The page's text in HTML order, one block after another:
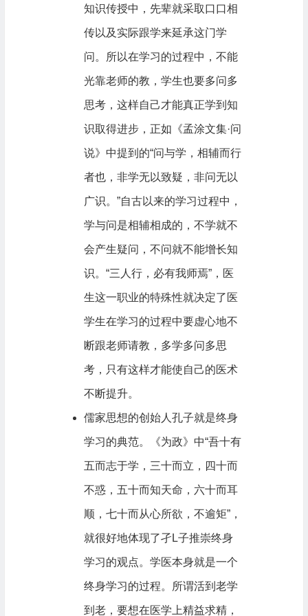
知识传授中，先辈就采取口口相
传以及实际跟学来延承这门学
问。所以在学习的过程中，不能
光靠老师的教，学生也要多问多
思考，这样自己才能真正学到知
识取得进步，正如《孟涂文集·问
说》中提到的“问与学，相辅而行
者也，非学无以致疑，非问无以
广识。”自古以来的学习过程中，
学与问是相辅相成的，不学就不
会产生疑问，不问就不能增长知
识。“三人行，必有我师焉”，医
生这一职业的特殊性就决定了医
学生在学习的过程中要虚心地不
断跟老师请教，多学多问多思
考，只有这样才能使自己的医术
不断提升。
儒家思想的创始人孔子就是终身
学习的典范。《为政》中“吾十有
五而志于学，三十而立，四十而
不惑，五十而知天命，六十而耳
顺，七十而从心所欲，不逾矩”，
就很好地体现了孑L子推崇终身
学习的观点。学医本身就是一个
终身学习的过程。所谓活到老学
到老，要想在医学上精益求精，